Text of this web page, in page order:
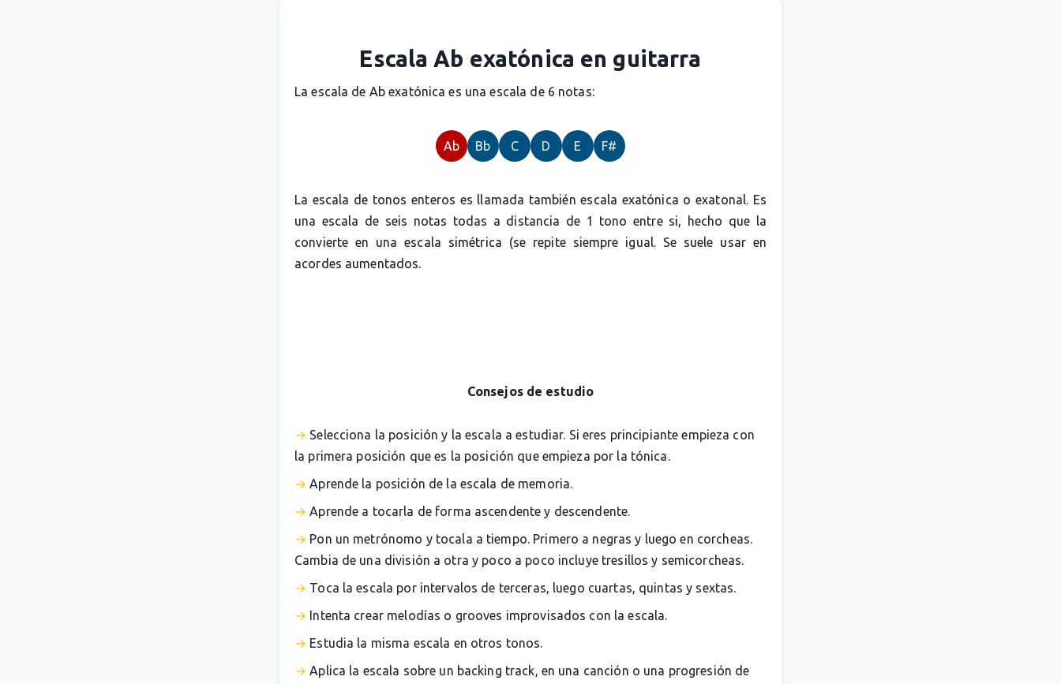
Escala Ab exatónica en guitarra
La escala de Ab exatónica es una escala de 6 notas:
Ab Bb C D E F#
La escala de tonos enteros es llamada también escala exatónica o exatonal. Es
una escala de seis notas todas a distancia de 1 tono entre si, hecho que la
convierte en una escala simétrica (se repite siempre igual. Se suele usar en
acordes aumentados.
Consejos de estudio
Selecciona la posición y la escala a estudiar. Si eres principiante empieza con
la primera posición que es la posición que empieza por la tónica.
Aprende la posición de la escala de memoria.
Aprende a tocarla de forma ascendente y descendente.
Pon un metrónomo y tocala a tiempo. Primero a negras y luego en corcheas.
Cambia de una división a otra y poco a poco incluye tresillos y semicorcheas.
Toca la escala por intervalos de terceras, luego cuartas, quintas y sextas.
Intenta crear melodías o grooves improvisados con la escala.
Estudia la misma escala en otros tonos.
Aplica la escala sobre un backing track, en una canción o una progresión de